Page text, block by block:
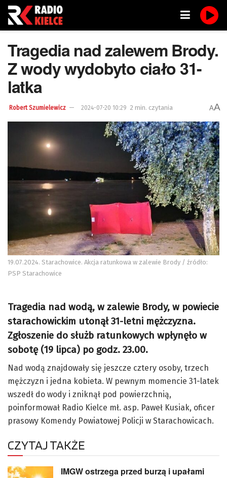
Tragedia nad zalewem Brody.
Z wody wydobyto ciało 31-
latka
Robert Szumielewicz 2024-07-20 10:29 2 min. czytania AA
19.07.2024. Starachowice. Akcja ratunkowa w zalewie Brody / źródło:
PSP Starachowice
Tragedia nad wodą, w zalewie Brody, w powiecie
starachowickim utonął 31-letni mężczyzna.
Zgłoszenie do służb ratunkowych wpłynęło w
sobotę (19 lipca) po godz. 23.00.
Nad wodą znajdowały się jeszcze cztery osoby, trzech
mężczyzn i jedna kobieta. W pewnym momencie 31-latek
wszedł do wody i zniknął pod powierzchnią,
poinformował Radio Kielce mł. asp. Paweł Kusiak, oficer
prasowy Komendy Powiatowej Policji w Starachowicach.
CZYTAJ TAKŻE
IMGW ostrzega przed burzą i upałami